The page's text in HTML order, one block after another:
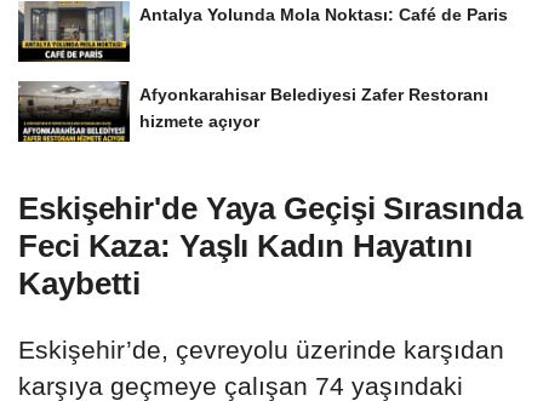
Antalya Yolunda Mola Noktası: Café de Paris
Afyonkarahisar Belediyesi Zafer Restoranı
hizmete açıyor
Eskişehir'de Yaya Geçişi Sırasında
Feci Kaza: Yaşlı Kadın Hayatını
Kaybetti
Eskişehir’de, çevreyolu üzerinde karşıdan
karşıya geçmeye çalışan 74 yaşındaki